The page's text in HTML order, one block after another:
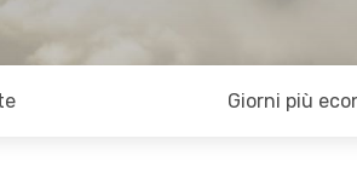
Giorni più